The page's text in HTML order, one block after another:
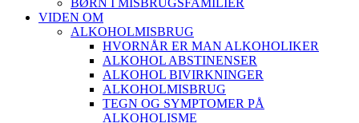
BØRN I MISBRUGSFAMILIER
VIDEN OM
ALKOHOLMISBRUG
HVORNÅR ER MAN ALKOHOLIKER
ALKOHOL ABSTINENSER
ALKOHOL BIVIRKNINGER
ALKOHOLMISBRUG
TEGN OG SYMPTOMER PÅ
ALKOHOLISME